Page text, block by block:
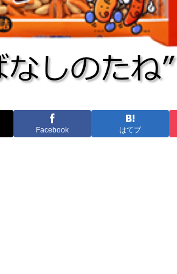
Facebook はてブ